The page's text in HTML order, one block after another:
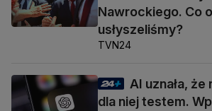
Nawrockiego. Co
usłyszeliśmy?
TVN24
AI uznała,
dla niej testem.